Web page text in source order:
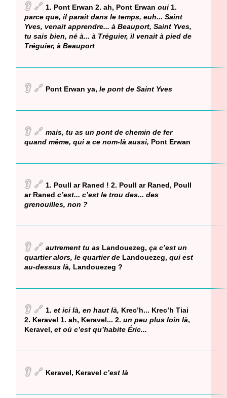
👂 🔗 1. Pont Erwan 2. ah, Pont Erwan oui 1.
parce que, il parait dans le temps, euh... Saint
Yves, venait apprendre... à Beauport, Saint Yves,
tu sais bien, né à... à Tréguier, il venait à pied de
Tréguier, à Beauport
👂 🔗 Pont Erwan ya, le pont de Saint Yves
👂 🔗 mais, tu as un pont de chemin de fer
quand même, qui a ce nom-là aussi, Pont Erwan
👂 🔗 1. Poull ar Raned ! 2. Poull ar Raned, Poull
ar Raned c’est... c’est le trou des... des
grenouilles, non ?
👂 🔗 autrement tu as Landouezeg, ça c’est un
quartier alors, le quartier de Landouezeg, qui est
au-dessus là, Landouezeg ?
👂 🔗 1. et ici là, en haut là, Krec’h... Krec’h Tiai
2. Keravel 1. ah, Keravel... 2. un peu plus loin là,
Keravel, et où c’est qu’habite Éric...
👂 🔗 Keravel, Keravel c’est là